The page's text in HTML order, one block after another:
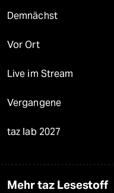
Demnächst
Vor Ort
Live im Stream
Vergangene
taz lab 2027
Mehr taz Lesestoff